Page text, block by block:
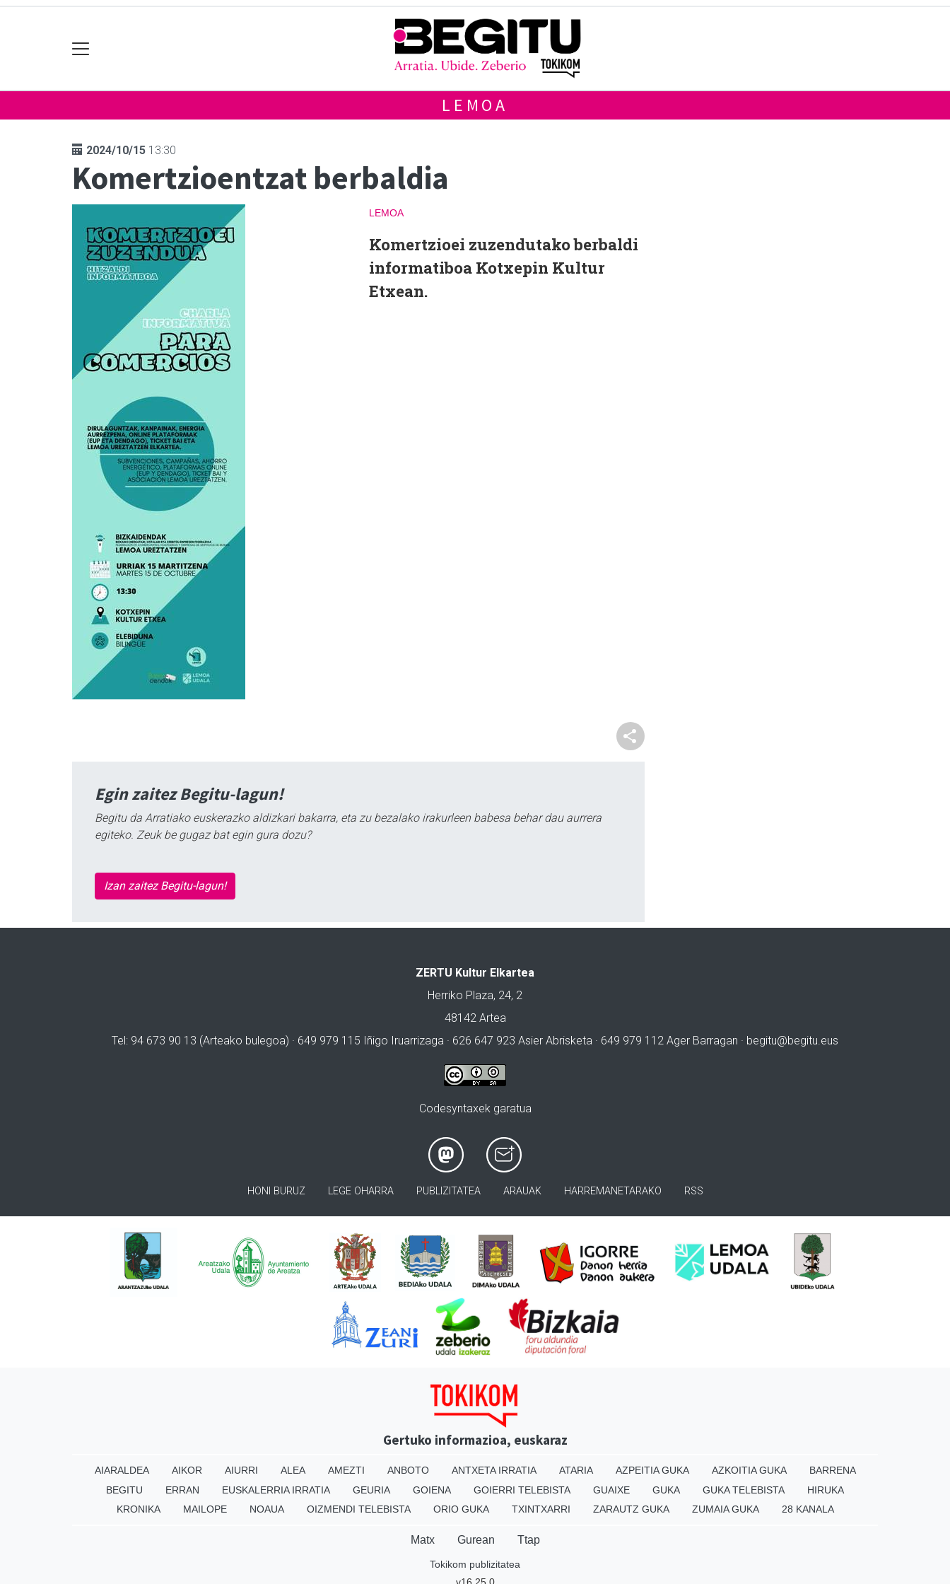
LEMOA
2024/10/15 13:30
Komertzioentzat berbaldia
LEMOA
Komertzioei zuzendutako berbaldi
informatiboa Kotxepin Kultur
Etxean.
Egin zaitez Begitu-lagun!
Begitu da Arratiako euskerazko aldizkari bakarra, eta zu bezalako irakurleen babesa behar dau aurrera
egiteko. Zeuk be gugaz bat egin gura dozu?
Izan zaitez Begitu-lagun!
ZERTU Kultur Elkartea
Herriko Plaza, 24, 2
48142 Artea
Tel: 94 673 90 13 (Arteako bulegoa) · 649 979 115 Iñigo Iruarrizaga · 626 647 923 Asier Abrisketa · 649 979 112 Ager Barragan · begitu@begitu.eus
Codesyntaxek garatua
HONI BURUZ LEGE OHARRA PUBLIZITATEA ARAUAK HARREMANETARAKO RSS
Gertuko informazioa, euskaraz
AIARALDEA AIKOR AIURRI ALEA AMEZTI ANBOTO ANTXETA IRRATIA ATARIA AZPEITIA GUKA AZKOITIA GUKA
BARRENA
BEGITU
ERRAN EUSKALERRIA IRRATIA GEURIA GOIENA GOIERRI TELEBISTA GUAIXE GUKA GUKA TELEBISTA
HIRUKA
KRONIKA
MAILOPE NOAUA OIZMENDI TELEBISTA ORIO GUKA TXINTXARRI ZARAUTZ GUKA ZUMAIA GUKA 28 KANALA
Matx Gurean Ttap
Tokikom publizitatea